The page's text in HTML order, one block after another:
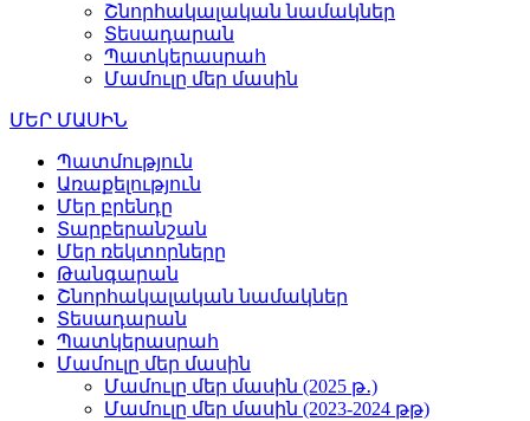
Շնորհակալական նամակներ
Տեսադարան
Պատկերասրահ
Մամուլը մեր մասին
ՄԵՐ ՄԱՍԻՆ
Պատմություն
Առաքելություն
Մեր բրենդը
Տարբերանշան
Մեր ռեկտորները
Թանգարան
Շնորհակալական նամակներ
Տեսադարան
Պատկերասրահ
Մամուլը մեր մասին
Մամուլը մեր մասին (2025 թ․)
Մամուլը մեր մասին (2023-2024 թթ)